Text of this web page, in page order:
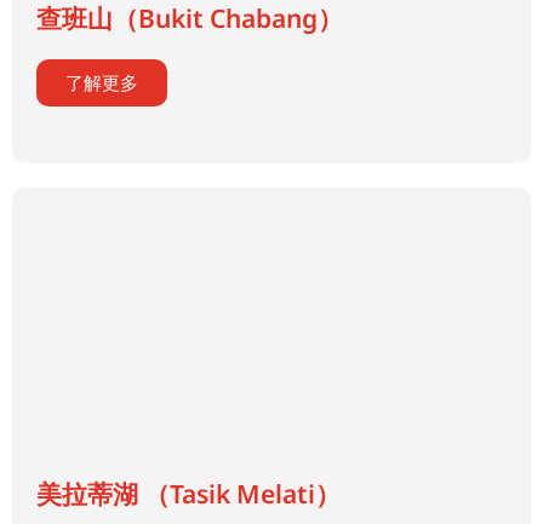
查班山（Bukit Chabang）
了解更多
美拉蒂湖 （Tasik Melati）